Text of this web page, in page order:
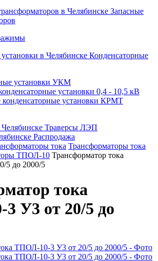
Запасные
Конденсаторные
установки УКМ
установки 0,4 - 10,5 кВ
установки КРМТ
Траверсы ЛЭП
Распродажа
тока Трансформаторы тока
ТПОЛ-10 Трансформатор тока
5 до 2000/5
тока
У3 от 20/5 до